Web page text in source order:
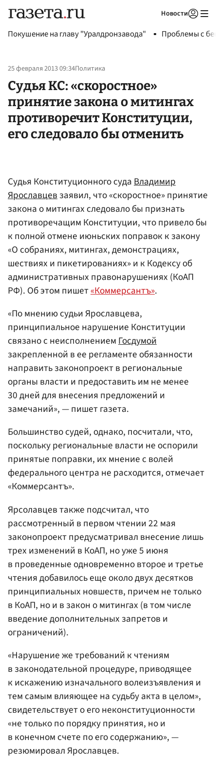
Новости
Покушение на главу "Уралдронзавода" Проблемы с
25 февраля 2013 09:34Политика
Судья КС: «скоростное»
принятие закона о митингах
противоречит Конституции,
его следовало бы отменить
Судья Конституционного судаВладимир
Ярославцевзаявил, что «скоростное» принятие
закона о митингах следовало бы признать
противоречащим Конституции, что привело бы
к полной отмене июньских поправок к закону
«О собраниях, митингах, демонстрациях,
шествиях и пикетированиях» и к Кодексу об
административных правонарушениях (КоАП
РФ). Об этом пишет«Коммерсантъ».
«По мнению судьи Ярославцева,
принципиальное нарушение Конституции
связано с неисполнениемГосдумой
закрепленной в ее регламенте обязанности
направить законопроект в региональные
органы власти и предоставить им не менее
30 дней для внесения предложений и
замечаний», — пишет газета.
Большинство судей, однако, посчитали, что,
поскольку региональные власти не оспорили
принятые поправки, их мнение с волей
федерального центра не расходится, отмечает
«Коммерсантъ».
Ярсолавцев также подсчитал, что
рассмотренный в первом чтении 22 мая
законопроект предусматривал внесение лишь
трех изменений в КоАП, но уже 5 июня
в проведенные одновременно второе и третье
чтения добавилось еще около двух десятков
принципиальных новшеств, причем не только
в КоАП, но и в закон о митингах (в том числе
введение дополнительных запретов и
ограничений).
«Нарушение же требований к чтениям
в законодательной процедуре, приводящее
к искажению изначального волеизъявления и
тем самым влияющее на судьбу акта в целом»,
свидетельствует о его неконституционности
«не только по порядку принятия, но и
в конечном счете по его содержанию», —
резюмировал Ярославцев.